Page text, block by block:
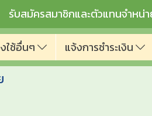
รับสมัครสมาชิกและตัวแทนจำหน่
ใช้อื่นๆ แจ้งการชำระเงิน